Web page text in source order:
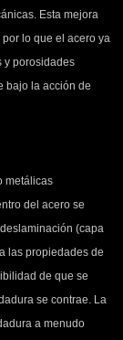
Esta mejora
lo que el acero ya
y porosidades
bajo la acción de
metálicas
del acero se
(capa
las propiedades de
de que se
se contrae. La
a menudo